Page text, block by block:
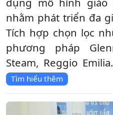
nhằm phát triển đa
Tích hợp chọn lọc
phương pháp
Steam, Reggio
Tìm hiểu thêm